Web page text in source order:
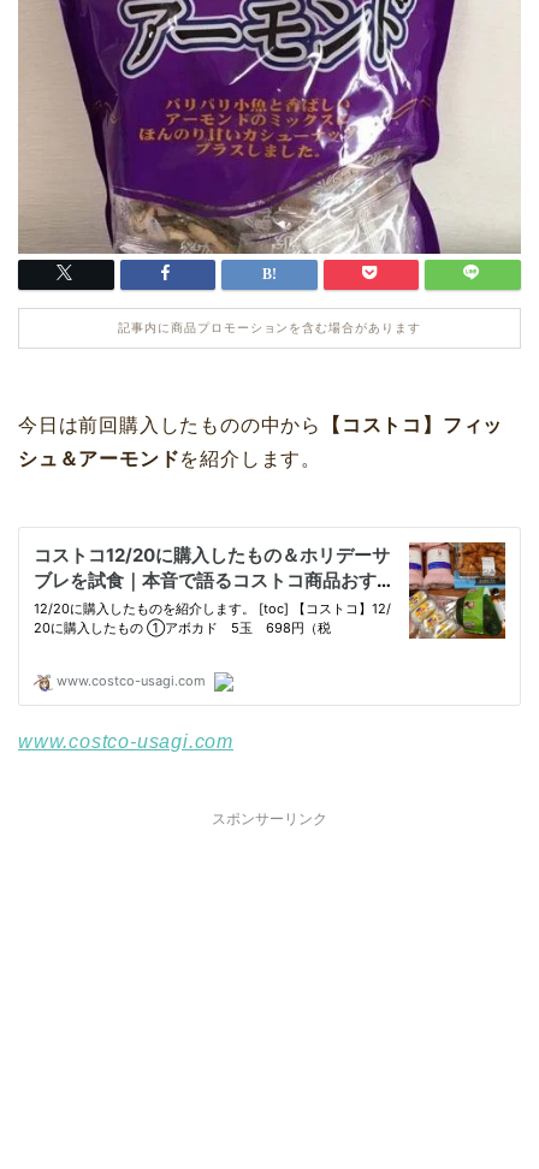
記事内に商品プロモーションを含む場合があります
今日は前回購入したものの中から
【コストコ】フィッ
シュ＆アーモンドを紹介します。
www.costco-usagi.com
スポンサーリンク